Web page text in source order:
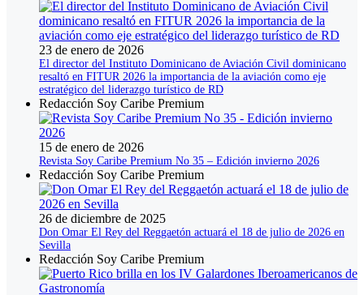
23 de enero de 2026
El director del Instituto Dominicano de Aviación Civil dominicano
resaltó en FITUR 2026 la importancia de la aviación como eje
estratégico del liderazgo turístico de RD
Redacción Soy Caribe Premium
15 de enero de 2026
Revista Soy Caribe Premium No 35 – Edición invierno 2026
Redacción Soy Caribe Premium
26 de diciembre de 2025
Don Omar El Rey del Reggaetón actuará el 18 de julio de 2026 en
Sevilla
Redacción Soy Caribe Premium